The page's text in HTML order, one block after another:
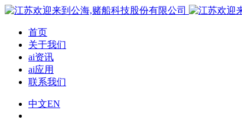
首页
关于我们
ai资讯
ai应用
联系我们
中文EN